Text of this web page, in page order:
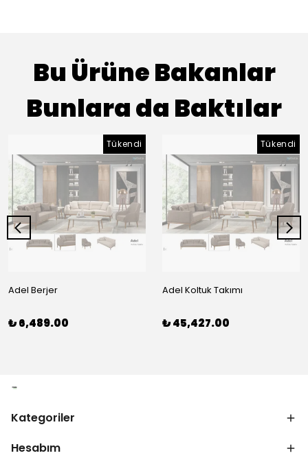
Bu Ürüne Bakanlar
Bunlara da Baktılar
Tükendi
Adel Berjer
₺ 6,489.00
Tükendi
Adel Koltuk Takımı
₺ 45,427.00
Kategoriler
Hesabım